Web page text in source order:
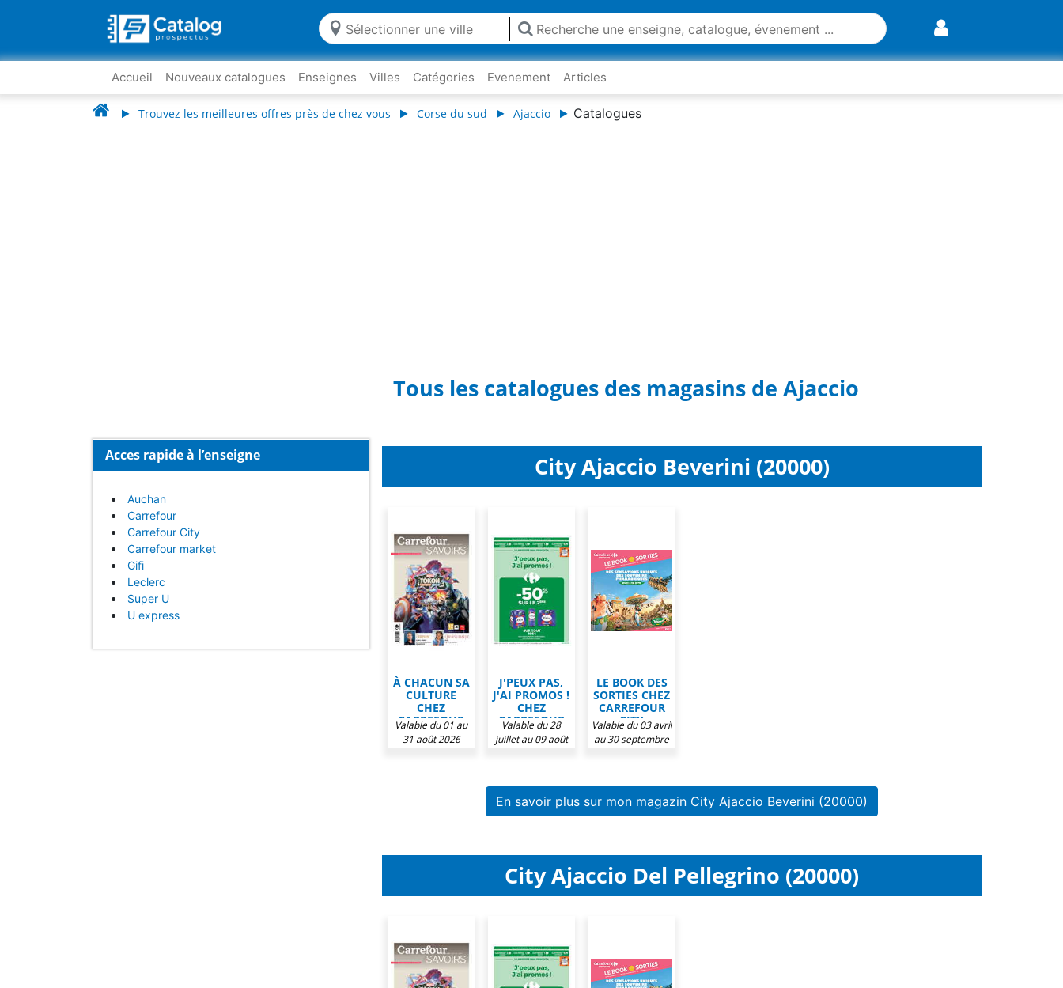
Accueil Nouveaux catalogues Enseignes Villes Catégories Evenement Articles
Trouvez les meilleures offres près de chez vous Corse du sud Ajaccio Catalogues
Acces rapide à l’enseigne
Auchan
Carrefour
Carrefour City
Carrefour market
Gifi
Leclerc
Super U
U express
Tous les catalogues des magasins de Ajaccio
City Ajaccio Beverini (20000)
À CHACUN SA
CULTURE
CHEZ
CARREFOUR
CITY
Valable du 01 au
31 août 2026
J'PEUX PAS,
J'AI PROMOS !
CHEZ
CARREFOUR
CITY
Valable du 28
juillet au 09 août
LE BOOK DES
SORTIES CHEZ
CARREFOUR
CITY
Valable du 03 avril
au 30 septembre
En savoir plus sur mon magazin City Ajaccio Beverini (20000)
City Ajaccio Del Pellegrino (20000)